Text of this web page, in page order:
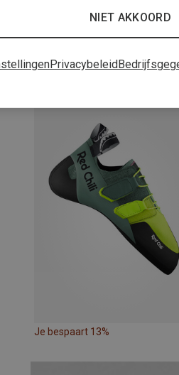
Je bespaart 13%
NIET AKKOORD
Privacybeleid